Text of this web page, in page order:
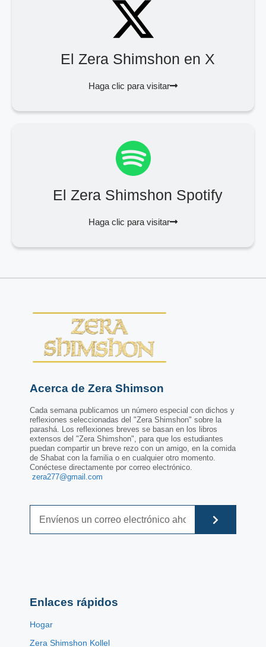
El Zera Shimshon en X
Haga clic para visitar
El Zera Shimshon Spotify
Haga clic para visitar
Acerca de Zera Shimson
Cada semana publicamos un número especial con dichos y
reflexiones seleccionadas del "Zera Shimshon" sobre la
parashá. Los reflexiones breves se basan en los libros
extensos del "Zera Shimshon", para que los estudiantes
puedan compartir un breve rezo con un amigo, en la comida
de Shabat con la familia o en cualquier otro momento.
Conéctese directamente por correo electrónico.
zera277@gmail.com
Enlaces rápidos
Hogar
Zera Shimshon Kollel